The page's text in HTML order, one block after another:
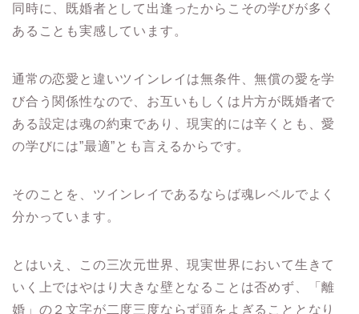
同時に、既婚者として出逢ったからこその学びが多く
あることも実感しています。
通常の恋愛と違いツインレイは無条件、無償の愛を学
び合う関係性なので、お互いもしくは片方が既婚者で
ある設定は魂の約束であり、現実的には辛くとも、愛
の学びには”最適”とも言えるからです。
そのことを、ツインレイであるならば魂レベルでよく
分かっています。
とはいえ、この三次元世界、現実世界において生きて
いく上ではやはり大きな壁となることは否めず、「離
婚」の２文字が二度三度ならず頭をよぎることとなり